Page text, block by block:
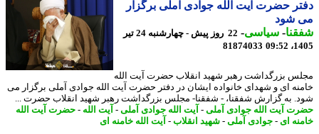
حضرت آیت الله جوادی آملی برگزار
شود
-سیاسی-
22 روز پیش - چهارشنبه 24 تیر
81874033
بزرگداشت رهبر شهید انقلاب حضرت آیت الله
ای و شهدای خانواده ایشان در دفتر حضرت آیت الله جوادی آملی برگزار می
به گزارش شفقنا، - شفقنا- مجلس بزرگداشت رهبر شهید انقلاب حضرت ...
آیت الله جوادی آملی -آیت الله جوادی آملی -آیت الله-حضرت آیت الله
ای- جوادی آملی -شهید انقلاب-آیت الله خامنه ای